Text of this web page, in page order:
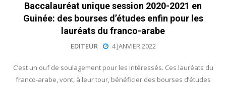
Baccalauréat unique session 2020-2021 en
Guinée: des bourses d’études enfin pour les
lauréats du franco-arabe
EDITEUR 4 JANVIER 2022
C’est un ouf de soulagement pour les intéressés. Ces lauréats du
franco-arabe, vont, à leur tour, bénéficier des bourses d’études